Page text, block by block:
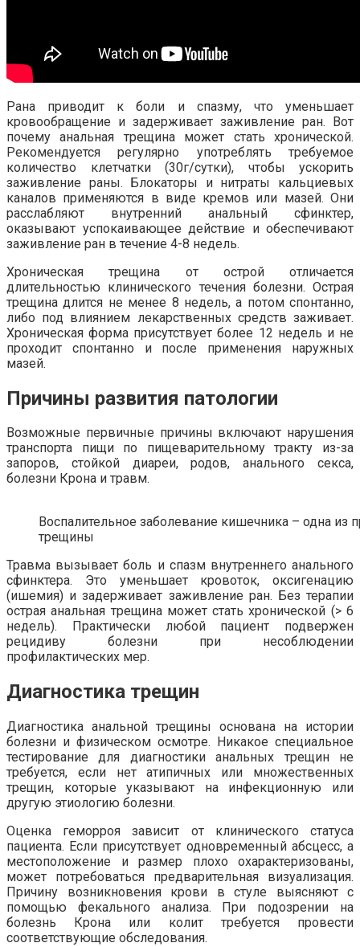
Рана приводит к боли и спазму, что уменьшает
кровообращение и задерживает заживление ран. Вот
почему анальная трещина может стать хронической.
Рекомендуется регулярно употреблять требуемое
количество клетчатки (30г/сутки), чтобы ускорить
заживление раны. Блокаторы и нитраты кальциевых
каналов применяются в виде кремов или мазей. Они
расслабляют внутренний анальный сфинктер,
оказывают успокаивающее действие и обеспечивают
заживление ран в течение 4-8 недель.
Хроническая трещина от острой отличается
длительностью клинического течения болезни. Острая
трещина длится не менее 8 недель, а потом спонтанно,
либо под влиянием лекарственных средств заживает.
Хроническая форма присутствует более 12 недель и не
проходит спонтанно и после применения наружных
мазей.
Причины развития патологии
Возможные первичные причины включают нарушения
транспорта пищи по пищеварительному тракту из-за
запоров, стойкой диареи, родов, анального секса,
болезни Крона и травм.
Воспалительное заболевание кишечника – одна из
трещины
Травма вызывает боль и спазм внутреннего анального
сфинктера. Это уменьшает кровоток, оксигенацию
(ишемия) и задерживает заживление ран. Без терапии
острая анальная трещина может стать хронической (> 6
недель). Практически любой пациент подвержен
рецидиву болезни при несоблюдении
профилактических мер.
Диагностика трещин
Диагностика анальной трещины основана на истории
болезни и физическом осмотре. Никакое специальное
тестирование для диагностики анальных трещин не
требуется, если нет атипичных или множественных
трещин, которые указывают на инфекционную или
другую этиологию болезни.
Оценка геморроя зависит от клинического статуса
пациента. Если присутствует одновременный абсцесс, а
местоположение и размер плохо охарактеризованы,
может потребоваться предварительная визуализация.
Причину возникновения крови в стуле выясняют с
помощью фекального анализа. При подозрении на
болезнь Крона или колит требуется провести
соответствующие обследования.